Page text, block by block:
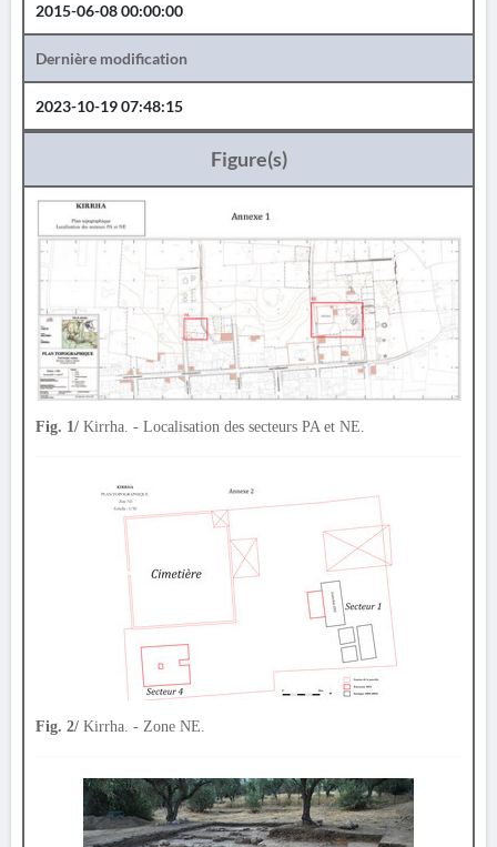
2015-06-08 00:00:00
Dernière modification
2023-10-19 07:48:15
Figure(s)
Fig. 1/ Kirrha. - Localisation des secteurs PA et NE.
Fig. 2/ Kirrha. - Zone NE.